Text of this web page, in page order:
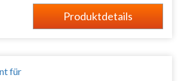
Produktdetails